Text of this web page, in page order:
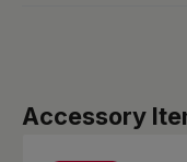
Produktgalerie
Accessory